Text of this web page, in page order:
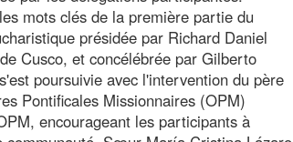
mots clés de la première partie du
présidée par Richard Daniel
Cusco, et concélébrée par Gilberto
poursuivie avec l'intervention du père
Pontificales Missionnaires (OPM)
encourageant les participants à